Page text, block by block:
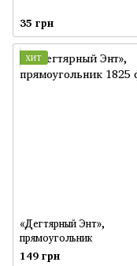
35 грн
ХИТ
«Дегтярный Энт»,
прямоугольник
149 грн